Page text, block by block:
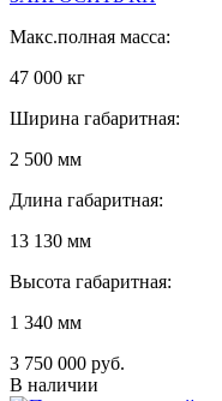
Макс.полная масса:
47 000 кг
Ширина габаритная:
2 500 мм
Длина габаритная:
13 130 мм
Высота габаритная:
1 340 мм
3 750 000 руб.
В наличии